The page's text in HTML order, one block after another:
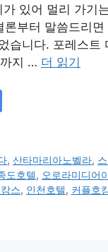
가 있어 멀리 가
부터 말씀드리
습니다. 포레스트
지 … 더 읽기
,산타마리아노벨라,
도호텔, 오로라미디어
스, 인천호텔, 커플호